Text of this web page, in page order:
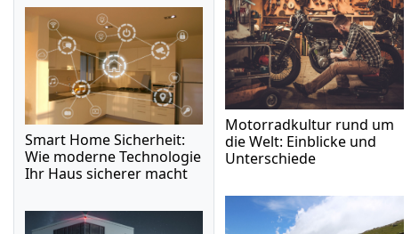
Smart Home Sicherheit:
Wie moderne Technologie
Ihr Haus sicherer macht
Motorradkultur rund um
die Welt: Einblicke und
Unterschiede